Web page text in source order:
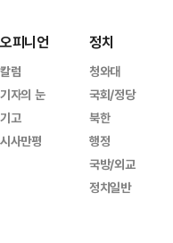
오피니언
칼럼
기자의 눈
기고
시사만평
정치
청와대
국회/정당
북한
행정
국방/외교
정치일반